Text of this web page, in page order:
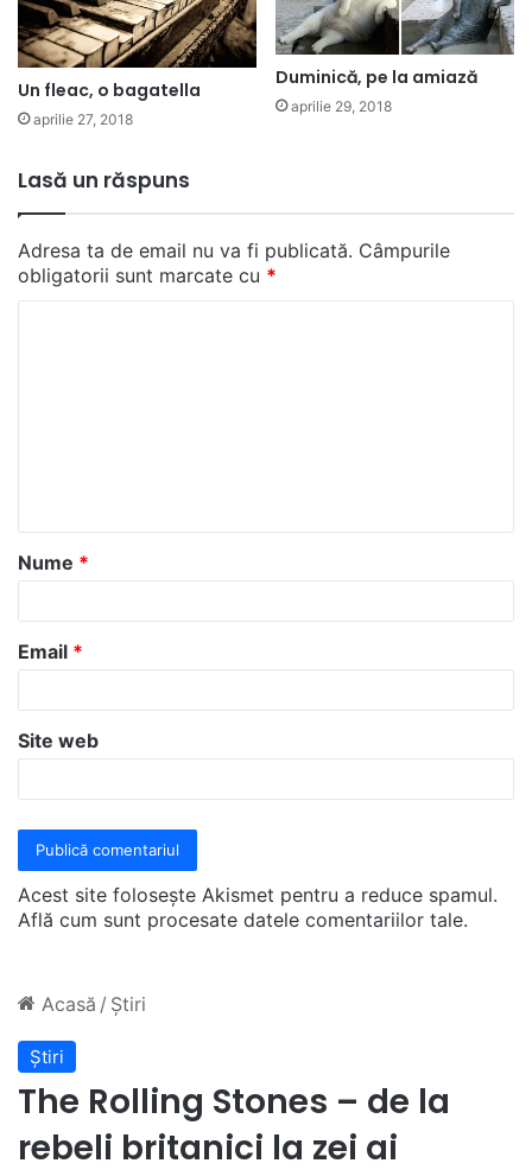
Un fleac, o bagatella
aprilie 27, 2018
Duminică, pe la amiază
aprilie 29, 2018
Lasă un răspuns
Adresa ta de email nu va fi publicată. Câmpurile
obligatorii sunt marcate cu *
a
r
*
Nume *
Email *
Site web
Acest site folosește Akismet pentru a reduce spamul.
Află cum sunt procesate datele comentariilor tale.